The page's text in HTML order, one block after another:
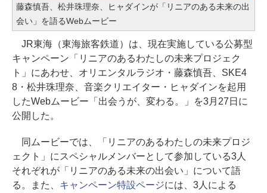
藤森慎吾、松井珠理奈、ヒャダインが「リニアのある未来の出
会い」を語るWebムービー
JR東海（東海旅客鉄道）は、現在実施している公募型
キャンペーン「リニアのあるわたしの未来プロジェク
ト」にあわせ、オリエンタルラジオ・藤森慎吾、SKE4
8・松井珠理奈、音楽クリエイター・ヒャダインを起用
したWebムービー「出会うが、変わる。」を3月27日に
公開した。
同ムービーでは、「リニアのあるわたしの未来プロジ
ェクト」にスペシャルメンバーとして参加している3人
それぞれが「リニアのある未来の出会い」について語
る。また、 キャンペーン特設ページには、3人による